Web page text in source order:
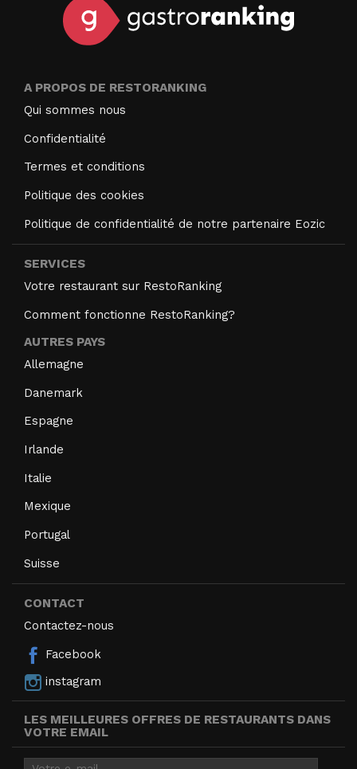
A PROPOS DE RESTORANKING
Qui sommes nous
Confidentialité
Termes et conditions
Politique des cookies
Politique de confidentialité de notre partenaire Eozic
SERVICES
Votre restaurant sur RestoRanking
Comment fonctionne RestoRanking?
AUTRES PAYS
Allemagne
Danemark
Espagne
Irlande
Italie
Mexique
Portugal
Suisse
CONTACT
Contactez-nous
Facebook
instagram
LES MEILLEURES OFFRES DE RESTAURANTS DANS
VOTRE EMAIL